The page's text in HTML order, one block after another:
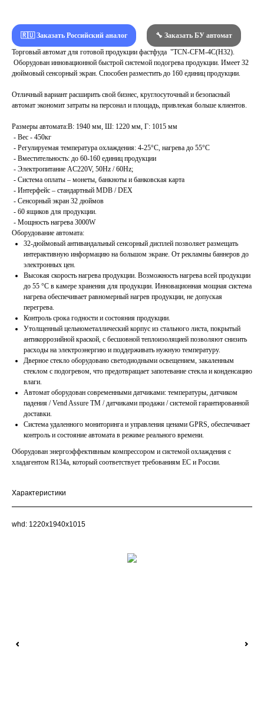
🇷🇺 Заказать Российский аналог
🔧 Заказать БУ автомат
Торговый автомат для готовой продукции фастфуда "TCN-CFM-4C(H32).
Оборудован инновационной быстрой системой подогрева продукции. Имеет 32
дюймовый сенсорный экран. Способен разместить до 160 единиц продукции.
Отличный вариант расширить свой бизнес, круглосуточный и безопасный
автомат экономит затраты на персонал и площадь, привлекая больше клиентов.
Размеры автомата:В: 1940 мм, Ш: 1220 мм, Г: 1015 мм
- Вес - 450кг
- Регулируемая температура охлаждения: 4-25°C, нагрева до 55°C
- Вместительность: до 60-160 единиц продукции
- Электропитание AC220V, 50Hz / 60Hz;
- Система оплаты – монеты, банкноты и банковская карта
- Интерфейс – стандартный MDB / DEX
- Сенсорный экран 32 дюймов
- 60 ящиков для продукции.
- Мощность нагрева 3000W
Оборудование автомата:
32-дюймовый антивандальный сенсорный дисплей позволяет размещать
интерактивную информацию на большом экране. От рекламны баннеров до
электронных цен.
Высокая скорость нагрева продукции. Возможность нагрева всей продукции
до 55 °C в камере хранения для продукции. Инновационная мощная система
нагрева обеспечивает равномерный нагрев продукции, не допуская
перегрева.
Контроль срока годности и состояния продукции.
Утолщенный цельнометаллический корпус из стального листа, покрытый
антикоррозийной краской, с бесшовной теплоизоляцией позволяют снизить
расходы на электроэнергию и поддерживать нужную температуру.
Дверное стекло оборудовано светодиодными освещением, закаленным
стеклом с подогревом, что предотвращает запотевание стекла и конденсацию
влаги.
Автомат оборудован современными датчиками: температуры, датчиком
падения / Vend Assure TM / датчиками продажи / системой гарантированной
доставки.
Система удаленного мониторинга и управления ценами GPRS, обеспечивает
контроль и состояние автомата в режиме реального времени.
Оборудован энергоэффективным компрессором и системой охлаждения с
хладагентом R134a, который соответствует требованиям ЕС и России.
Характеристики
whd: 1220x1940x1015